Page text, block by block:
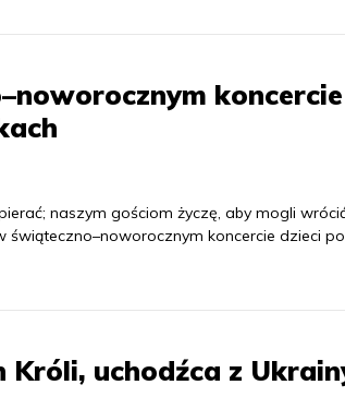
koncercie
naszym gościom życzę, aby mogli
koncercie dzieci
Króli, uchodźca z